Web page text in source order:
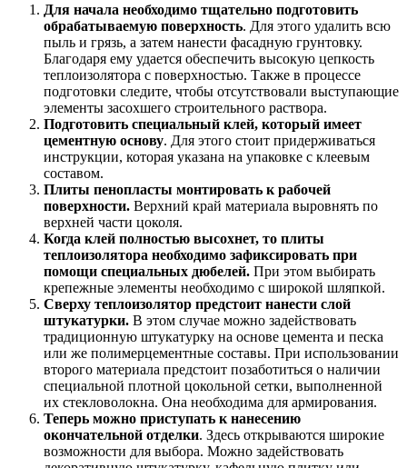
Для начала необходимо тщательно подготовить
обрабатываемую поверхность. Для этого удалить всю
пыль и грязь, а затем нанести фасадную грунтовку.
Благодаря ему удается обеспечить высокую цепкость
теплоизолятора с поверхностью. Также в процессе
подготовки следите, чтобы отсутствовали выступающие
элементы засохшего строительного раствора.
Подготовить специальный клей, который имеет
цементную основу. Для этого стоит придерживаться
инструкции, которая указана на упаковке с клеевым
составом.
Плиты пенопласты монтировать к рабочей
поверхности. Верхний край материала выровнять по
верхней части цоколя.
Когда клей полностью высохнет, то плиты
теплоизолятора необходимо зафиксировать при
помощи специальных дюбелей. При этом выбирать
крепежные элементы необходимо с широкой шляпкой.
Сверху теплоизолятор предстоит нанести слой
штукатурки. В этом случае можно задействовать
традиционную штукатурку на основе цемента и песка
или же полимерцементные составы. При использовании
второго материала предстоит позаботиться о наличии
специальной плотной цокольной сетки, выполненной
их стекловолокна. Она необходима для армирования.
Теперь можно приступать к нанесению
окончательной отделки. Здесь открываются широкие
возможности для выбора. Можно задействовать